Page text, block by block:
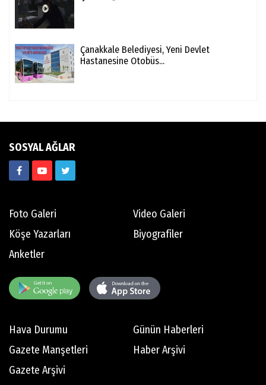
Çanakkale Belediyesi, Yeni Devlet
Hastanesine Otobüs...
SOSYAL AĞLAR
Foto Galeri
Video Galeri
Köşe Yazarları
Biyografiler
Anketler
Hava Durumu
Günün Haberleri
Gazete Manşetleri
Haber Arşivi
Gazete Arşivi